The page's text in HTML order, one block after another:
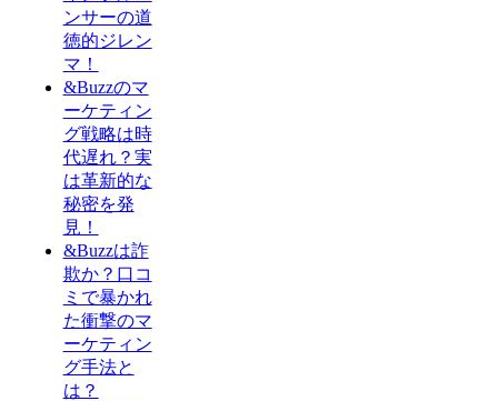
ンサーの道
徳的ジレン
マ！
&Buzzのマ
ーケティン
グ戦略は時
代遅れ？実
は革新的な
秘密を発
見！
&Buzzは詐
欺か？口コ
ミで暴かれ
た衝撃のマ
ーケティン
グ手法と
は？